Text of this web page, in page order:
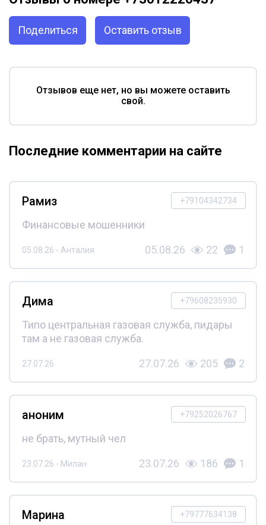
Поделиться Оставить отзыв
Отзывов еще нет, но вы можете оставить
свой.
Последние комментарии на сайте
+79104342734
Рамиз
Финансовые мошенники
05.08.26 - Анталия 05.08.26 22 1
+79608235930
Дима
Типо центральная газовая служба, пидары
там а не газовая служба.
27.07.26 27.07.26 205 2
+79252026767
аноним
не брать, мутный чел
23.07.26 - Милан 23.07.26 186 1
+79777634138
Марина